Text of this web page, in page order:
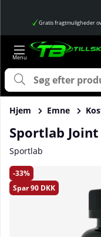
Gratis fragtmuligheder
Hjem Emne
Sportlab
Sportlab
33
Spar90 DKK
Produktbilleder